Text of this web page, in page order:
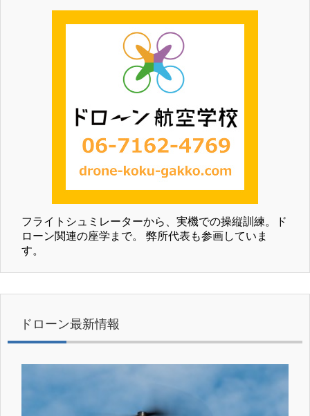
フライトシュミレーターから、実機での操縦訓練。ド
ローン関連の座学まで。 弊所代表も参画していま
す。
ドローン最新情報